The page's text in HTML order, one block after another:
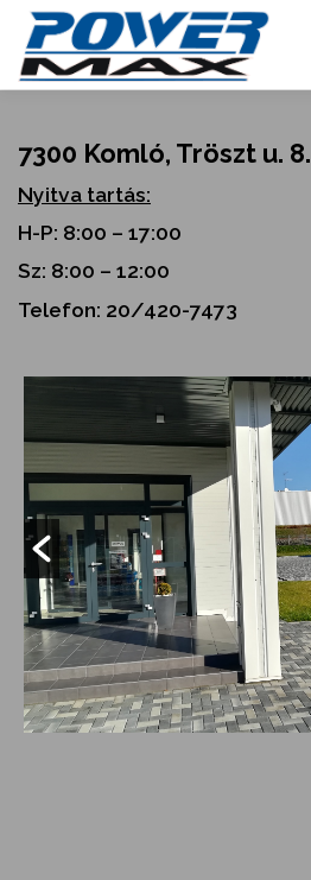
content
7300 Komló, Tröszt u. 8.
Nyitva tartás:
H-P: 8:00 – 17:00
Sz: 8:00 – 12:00
Telefon: 20/420-7473